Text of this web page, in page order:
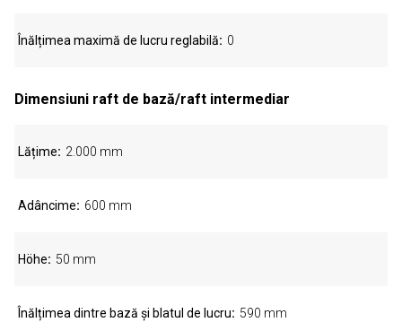
Înălțimea maximă de lucru reglabilă 0
Dimensiuni raft de bază/raft intermediar
Lățime 2.000 mm
Adâncime 600 mm
Höhe 50 mm
Înălțimea dintre bază și blatul de lucru 590 mm